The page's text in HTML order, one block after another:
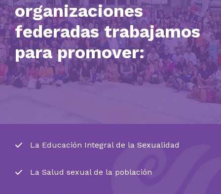
organizaciones
federadas trabajamos
para promover:
La Educación Integral de la Sexualidad
La Salud sexual de la población